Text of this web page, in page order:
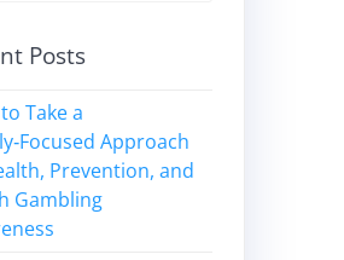
Posts
Take a
Approach
Prevention, and
Gambling